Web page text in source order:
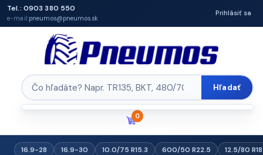
Tel.: 0903 380 550
e-mail:pneumos@pneumos.sk
Prihlásiť sa
Hľadať
0
16.9-28 16.9-30 10.0/75 R15.3 600/50 R22.5 12.5/80 R18